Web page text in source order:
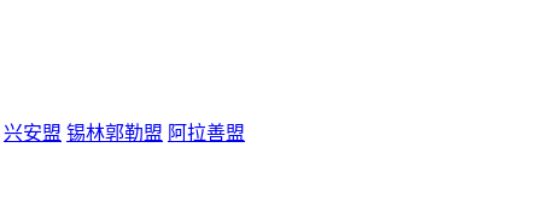
兴安盟 锡林郭勒盟 阿拉善盟